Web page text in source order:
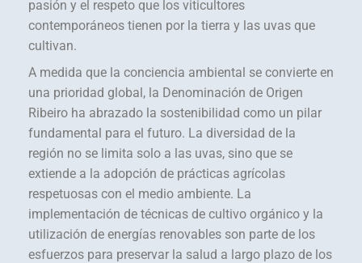
pasión y el respeto que los viticultores
contemporáneos tienen por la tierra y las uvas que
cultivan.
A medida que la conciencia ambiental se convierte en
una prioridad global, la Denominación de Origen
Ribeiro ha abrazado la sostenibilidad como un pilar
fundamental para el futuro. La diversidad de la
región no se limita solo a las uvas, sino que se
extiende a la adopción de prácticas agrícolas
respetuosas con el medio ambiente. La
implementación de técnicas de cultivo orgánico y la
utilización de energías renovables son parte de los
esfuerzos para preservar la salud a largo plazo de los